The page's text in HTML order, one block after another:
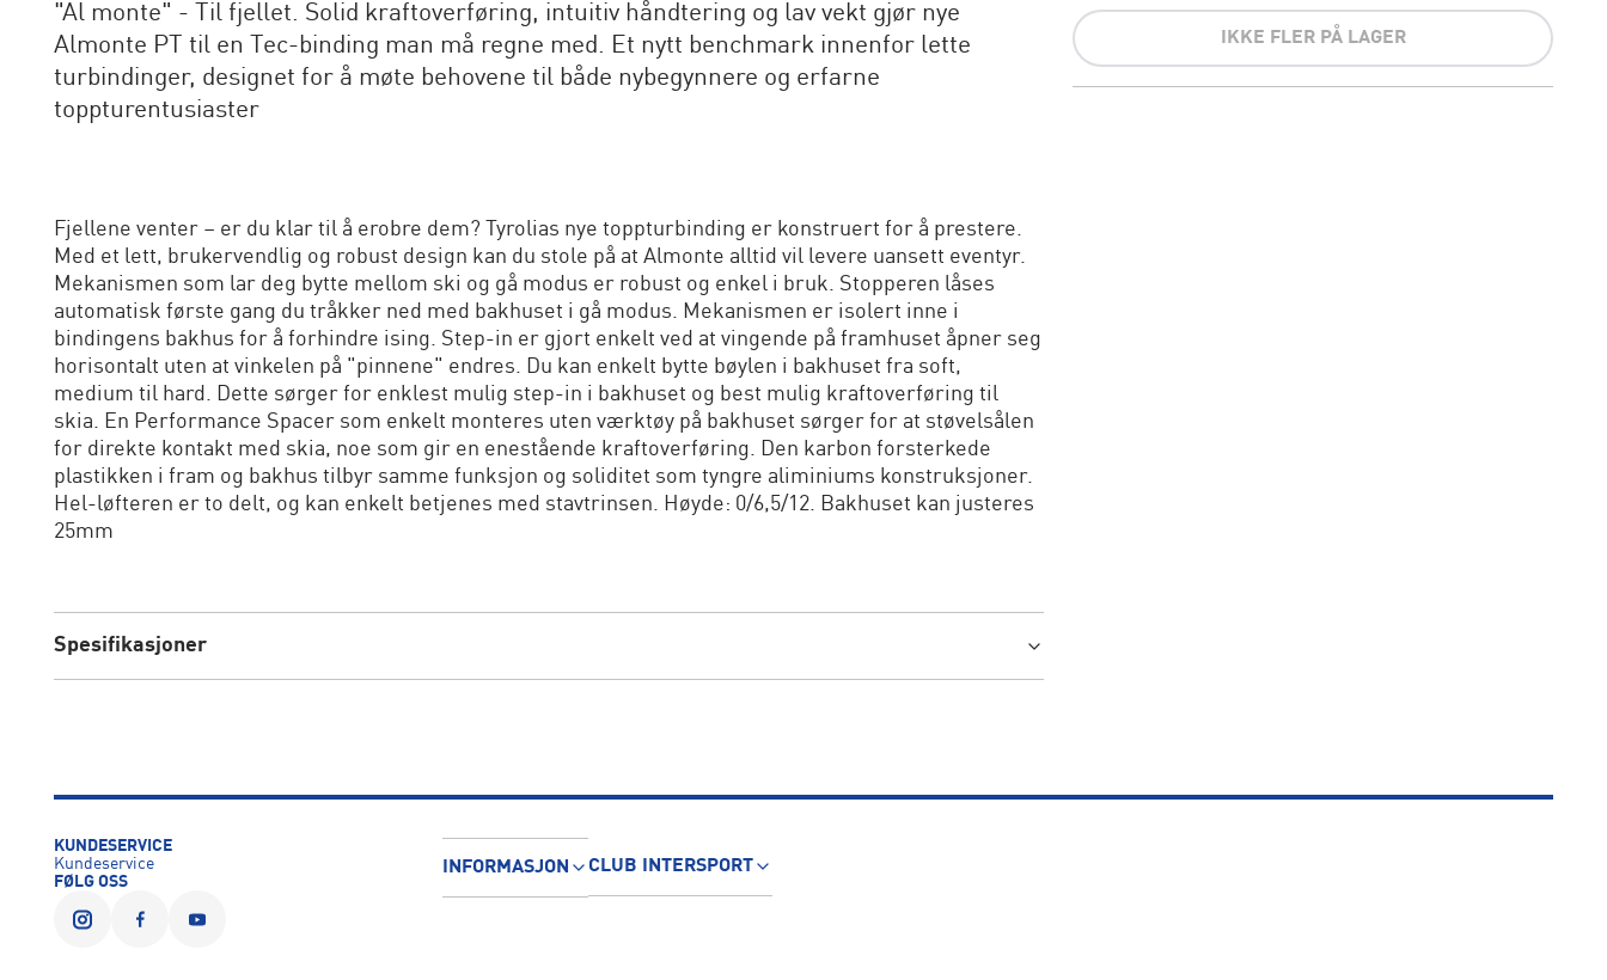
"Al monte" - Til fjellet. Solid kraftoverføring, intuitiv håndtering og lav vekt gjør nye
Almonte PT til en Tec-binding man må regne med. Et nytt benchmark innenfor lette
turbindinger, designet for å møte behovene til både nybegynnere og erfarne
toppturentusiaster
Fjellene venter – er du klar til å erobre dem? Tyrolias nye toppturbinding er konstruert for å prestere.
Med et lett, brukervendlig og robust design kan du stole på at Almonte alltid vil levere uansett eventyr.
Mekanismen som lar deg bytte mellom ski og gå modus er robust og enkel i bruk. Stopperen låses
automatisk første gang du tråkker ned med bakhuset i gå modus. Mekanismen er isolert inne i
bindingens bakhus for å forhindre ising. Step-in er gjort enkelt ved at vingende på framhuset åpner seg
horisontalt uten at vinkelen på "pinnene" endres. Du kan enkelt bytte bøylen i bakhuset fra soft,
medium til hard. Dette sørger for enklest mulig step-in i bakhuset og best mulig kraftoverføring til
skia. En Performance Spacer som enkelt monteres uten værktøy på bakhuset sørger for at støvelsålen
for direkte kontakt med skia, noe som gir en enestående kraftoverføring. Den karbon forsterkede
plastikken i fram og bakhus tilbyr samme funksjon og soliditet som tyngre aliminiums konstruksjoner.
Hel-løfteren er to delt, og kan enkelt betjenes med stavtrinsen. Høyde: 0/6,5/12. Bakhuset kan justeres
25mm
Spesifikasjoner
IKKE FLER PÅ LAGER
KUNDESERVICE
Kundeservice
FØLG OSS
INFORMASJON CLUB INTERSPORT